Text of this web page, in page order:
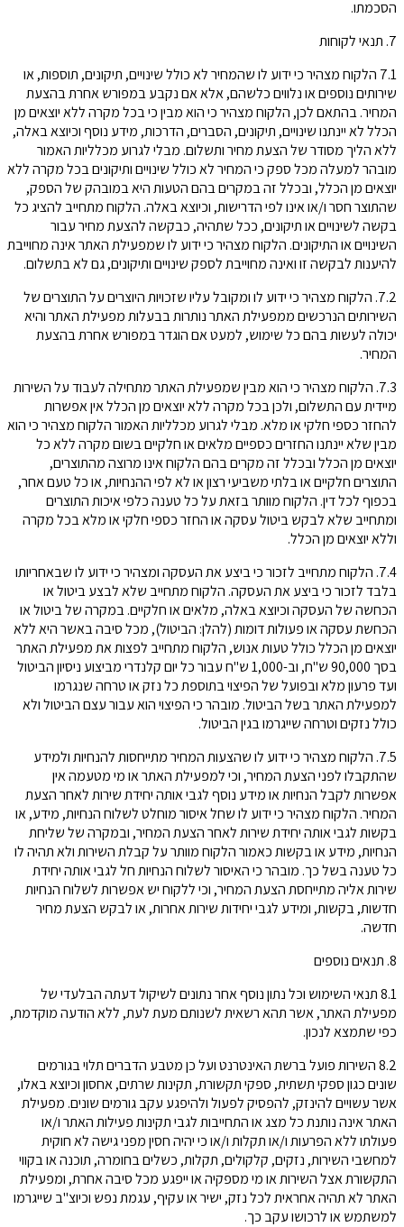
הסכמתו.
7. תנאי לקוחות
7.1 הלקוח מצהיר כי ידוע לו שהמחיר לא כולל שינויים, תיקונים, תוספות, או
שירותים נוספים או נלווים כלשהם, אלא אם נקבע במפורש אחרת בהצעת
המחיר. בהתאם לכן, הלקוח מצהיר כי הוא מבין כי בכל מקרה ללא יוצאים מן
הכלל לא יינתנו שינויים, תיקונים, הסברים, הדרכות, מידע נוסף וכיוצא באלה,
ללא הליך מסודר של הצעת מחיר ותשלום. מבלי לגרוע מכלליות האמור
מובהר למעלה מכל ספק כי המחיר לא כולל שינויים ותיקונים בכל מקרה ללא
יוצאים מן הכלל, ובכלל זה במקרים בהם הטעות היא במובהק של הספק,
שהתוצר חסר ו/או אינו לפי הדרישות, וכיוצא באלה. הלקוח מתחייב להציג כל
בקשה לשינויים או תיקונים, ככל שתהיה, כבקשה להצעת מחיר עבור
השינויים או התיקונים. הלקוח מצהיר כי ידוע לו שמפעילת האתר אינה מחוייבת
להיענות לבקשה זו ואינה מחוייבת לספק שינויים ותיקונים, גם לא בתשלום.
7.2. הלקוח מצהיר כי ידוע לו ומקובל עליו שזכויות היוצרים על התוצרים של
השירותים הנרכשים ממפעילת האתר נותרות בבעלות מפעילת האתר והיא
יכולה לעשות בהם כל שימוש, למעט אם הוגדר במפורש אחרת בהצעת
המחיר.
7.3. הלקוח מצהיר כי הוא מבין שמפעילת האתר מתחילה לעבוד על השירות
מיידית עם התשלום, ולכן בכל מקרה ללא יוצאים מן הכלל אין אפשרות
להחזר כספי חלקי או מלא. מבלי לגרוע מכלליות האמור הלקוח מצהיר כי הוא
מבין שלא יינתנו החזרים כספיים מלאים או חלקיים בשום מקרה ללא כל
יוצאים מן הכלל ובכלל זה מקרים בהם הלקוח אינו מרוצה מהתוצרים,
התוצרים חלקיים או בלתי משביעי רצון או לא לפי ההנחיות, או כל טעם אחר,
בכפוף לכל דין. הלקוח מוותר בזאת על כל טענה כלפי איכות התוצרים
ומתחייב שלא לבקש ביטול עסקה או החזר כספי חלקי או מלא בכל מקרה
וללא יוצאים מן הכלל.
7.4. הלקוח מתחייב לזכור כי ביצע את העסקה ומצהיר כי ידוע לו שבאחריותו
בלבד לזכור כי ביצע את העסקה. הלקוח מתחייב שלא לבצע ביטול או
הכחשה של העסקה וכיוצא באלה, מלאים או חלקיים. במקרה של ביטול או
הכחשת עסקה או פעולות דומות (להלן: הביטול), מכל סיבה באשר היא ללא
יוצאים מן הכלל כולל טעות אנוש, הלקוח מתחייב לפצות את מפעילת האתר
בסך 90,000 ש"ח, וב-1,000 ש"ח עבור כל יום קלנדרי מביצוע ניסיון הביטול
ועד פרעון מלא ובפועל של הפיצוי בתוספת כל נזק או טרחה שנגרמו
למפעילת האתר בשל הביטול. מובהר כי הפיצוי הוא עבור עצם הביטול ולא
כולל נזקים וטרחה שייגרמו בגין הביטול.
7.5. הלקוח מצהיר כי ידוע לו שהצעות המחיר מתייחסות להנחיות ולמידע
שהתקבלו לפני הצעת המחיר, וכי למפעילת האתר או מי מטעמה אין
אפשרות לקבל הנחיות או מידע נוסף לגבי אותה יחידת שירות לאחר הצעת
המחיר. הלקוח מצהיר כי ידוע לו שחל איסור מוחלט לשלוח הנחיות, מידע, או
בקשות לגבי אותה יחידת שירות לאחר הצעת המחיר, ובמקרה של שליחת
הנחיות, מידע או בקשות כאמור הלקוח מוותר על קבלת השירות ולא תהיה לו
כל טענה בשל כך. מובהר כי האיסור לשלוח הנחיות חל לגבי אותה יחידת
שירות אליה מתייחסת הצעת המחיר, וכי ללקוח יש אפשרות לשלוח הנחיות
חדשות, בקשות, ומידע לגבי יחידות שירות אחרות, או לבקש הצעת מחיר
חדשה.
8. תנאים נוספים
8.1 תנאי השימוש וכל נתון נוסף אחר נתונים לשיקול דעתה הבלעדי של
מפעילת האתר, אשר תהא רשאית לשנותם מעת לעת, ללא הודעה מוקדמת,
כפי שתמצא לנכון.
8.2 השירות פועל ברשת האינטרנט ועל כן מטבע הדברים תלוי בגורמים
שונים כגון ספקי תשתית, ספקי תקשורת, תקינות שרתים, אחסון וכיוצא באלו,
אשר עשויים להינזק, להפסיק לפעול ולהיפגע עקב גורמים שונים. מפעילת
האתר אינה נותנת כל מצג או התחייבות לגבי תקינות פעילות האתר ו/או
פעולתו ללא הפרעות ו/או תקלות ו/או כי יהיה חסין מפני גישה לא חוקית
למחשבי השירות, נזקים, קלקולים, תקלות, כשלים בחומרה, תוכנה או בקווי
התקשורת אצל השירות או מי מספקיה או ייפגע מכל סיבה אחרת, ומפעילת
האתר לא תהיה אחראית לכל נזק, ישיר או עקיף, עגמת נפש וכיוצ"ב שייגרמו
למשתמש או לרכושו עקב כך.